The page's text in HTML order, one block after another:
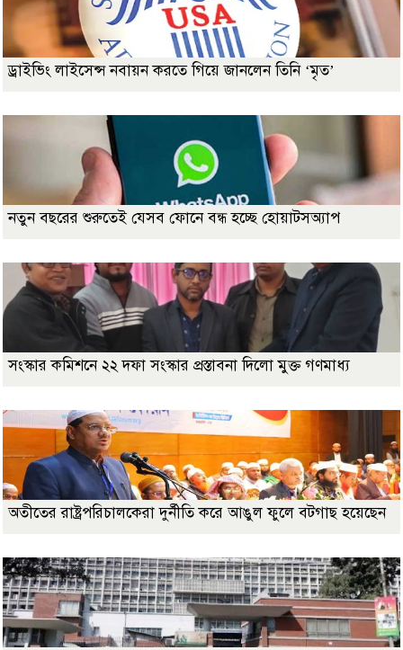
ড্রাইভিং লাইসেন্স নবায়ন করতে গিয়ে জানলেন তিনি ‘মৃত’
নতুন বছরের শুরুতেই যেসব ফোনে বন্ধ হচ্ছে হোয়াটসঅ্যাপ
সংস্কার কমিশনে ২২ দফা সংস্কার প্রস্তাবনা দিলো মুক্ত গণমাধ্য
অতীতের রাষ্ট্রপরিচালকেরা দুর্নীতি করে আঙুল ফুলে বটগাছ হয়েছেন